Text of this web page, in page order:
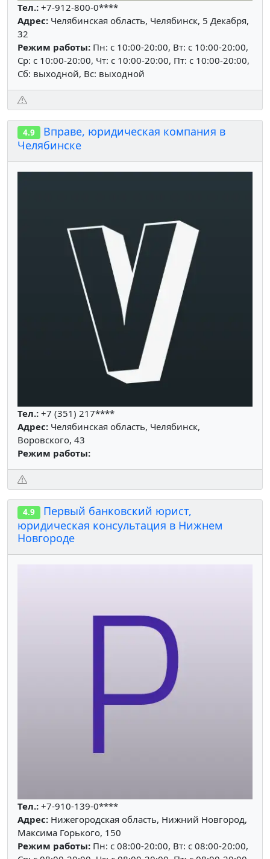
Тел.: +7-912-800-0****
Адрес: Челябинская область, Челябинск, 5 Декабря,
32
Режим работы: Пн: c 10:00-20:00, Вт: c 10:00-20:00,
Ср: c 10:00-20:00, Чт: c 10:00-20:00, Пт: c 10:00-20:00,
Сб: выходной, Вс: выходной
4.9
Вправе, юридическая компания в
Челябинске
Тел.: +7 (351) 217****
Адрес: Челябинская область, Челябинск,
Воровского, 43
Режим работы:
4.9
Первый банковский юрист,
юридическая консультация в Нижнем
Новгороде
Тел.: +7-910-139-0****
Адрес: Нижегородская область, Нижний Новгород,
Максима Горького, 150
Режим работы: Пн: c 08:00-20:00, Вт: c 08:00-20:00,